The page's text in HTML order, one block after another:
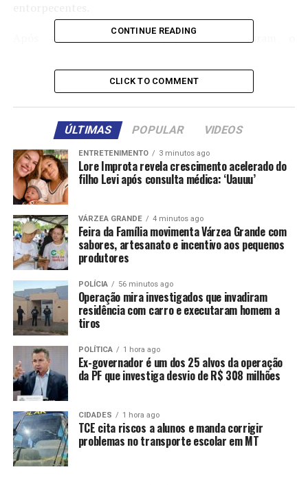
Após a denúncia, as equipes intensificaram o
que identificaram o carro. Ao perceber aproximação da
PM, o suspeito tentou fugir em alta velocidade, mas foi
detido em seguida.
Durante abordagem, foi constatado que ele possuía uma
passagem criminal por tráfico de drogas. Os militares
também flagraram 20 tabletes de skank depois da busca
veicular. O homem alegou que pegou a droga de um
terceiro, na MT-485, na Estrada do Morocó.
Ele afirmou ainda que foi contratado por uma
organização criminosa para levar a carga até o
município de Sinop pelo valor de R$ 200 mil. O suspeito,
o veículo e os entorpecentes foram encaminhados à
delegacia.
Disque-denúncia
A sociedade pode contribuir com as ações da Polícia
Militar de qualquer cidade do Estado, sem precisar se
identificar, por meio do 190, ou disque-denúncia
Fonte:Governo MT – MT
CONTINUE READING
CLICK TO COMMENT
ÚLTIMAS POPULAR VIDEOS
ENTRETENIMENTO 3 minutos ago
Lore Improta revela crescimento acelerado do
filho Levi após consulta médica: ‘Uauuu’
VÁRZEA GRANDE 4 minutos ago
Feira da Família movimenta Várzea Grande com
sabores, artesanato e incentivo aos pequenos
produtores
POLÍCIA 56 minutos ago
Operação mira investigados que invadiram
residência com carro e executaram homem a
tiros
POLÍTICA 1 hora ago
Ex-governador é um dos 25 alvos da operação
da PF que investiga desvio de R$ 308 milhões
CIDADES 1 hora ago
TCE cita riscos a alunos e manda corrigir
problemas no transporte escolar em MT